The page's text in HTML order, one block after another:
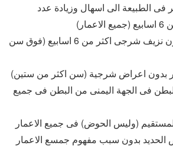
الطبيعة الى اسهال وزيادة عدد
– تغير فى الطبيعة بدون نزيف شرجى اكثر من 6 اسابيع (فوق سن
اعراض شرجية (سن اكثر من ستين)
فى الجهة اليمنى من البطن فى جميع
(وليس الحوض) فى جميع الاعمار
بدون سبب مفهوم جمسع الاعمار